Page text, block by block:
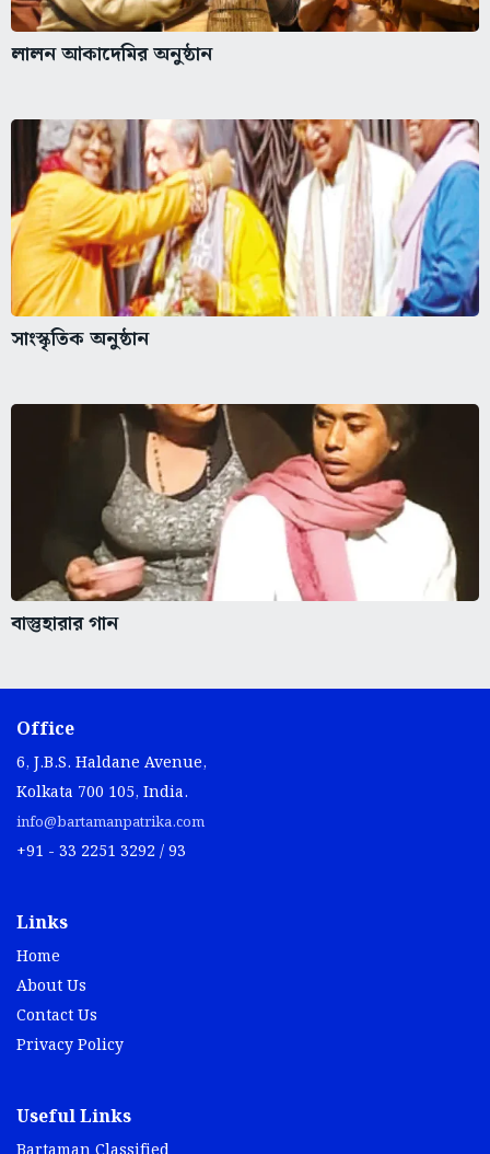
লালন আকাদেমির অনুষ্ঠান
সাংস্কৃতিক অনুষ্ঠান
বাস্তুহারার গান
Office
6, J.B.S. Haldane Avenue,
Kolkata 700 105, India.
info@bartamanpatrika.com
+91 - 33 2251 3292 / 93
Links
Home
About Us
Contact Us
Privacy Policy
Useful Links